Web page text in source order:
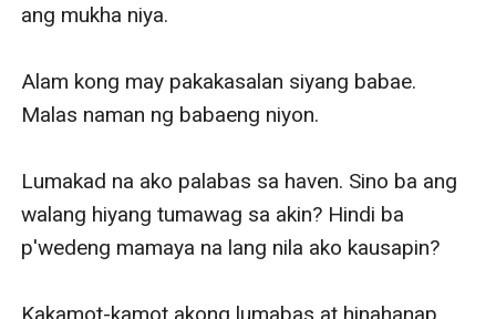
ang mukha niya.
Alam kong may pakakasalan siyang babae.
Malas naman ng babaeng niyon.
Lumakad na ako palabas sa haven. Sino ba ang
walang hiyang tumawag sa akin? Hindi ba
p'wedeng mamaya na lang nila ako kausapin?
Kakamot-kamot akong lumabas at hinahanap